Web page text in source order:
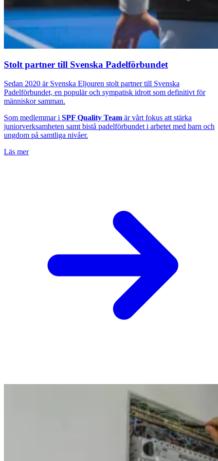
Stolt partner till Svenska Padelförbundet
Sedan 2020 är Svenska Eljouren stolt partner till Svenska
Padelförbundet, en populär och sympatisk idrott som definitivt för
människor samman.
Som medlemmar i SPF Quality Team är vårt fokus att stärka
juniorverksamheten samt bistå padelförbundet i arbetet med barn och
ungdom på samtliga nivåer.
Läs mer